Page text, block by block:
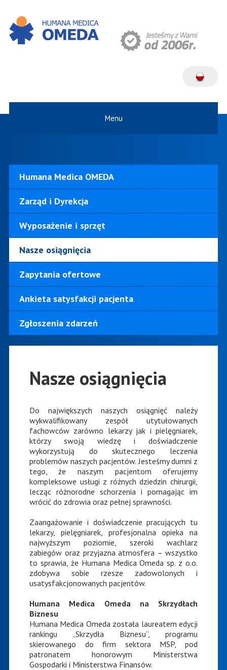
Menu
Humana Medica OMEDA
Zarząd i Dyrekcja
Wyposażenie i sprzęt
Nasze osiągnięcia
Zapytania ofertowe
Ankieta satysfakcji pacjenta
Zgłoszenia zdarzeń
Nasze osiągnięcia
Do największych naszych osiągnięć należy
wykwalifikowany zespół utytułowanych
fachowców zarówno lekarzy jak i pielęgniarek,
którzy swoją wiedzę i doświadczenie
wykorzystują do skutecznego leczenia
problemów naszych pacjentów. Jesteśmy dumni z
tego, że naszym pacjentom oferujemy
kompleksowe usługi z różnych dziedzin chirurgii,
lecząc różnorodne schorzenia i pomagając im
wrócić do zdrowia oraz pełnej sprawności.
Zaangażowanie i doświadczenie pracujących tu
lekarzy, pielęgniarek, profesjonalna opieka na
najwyższym poziomie, szeroki wachlarz
zabiegów oraz przyjazna atmosfera – wszystko
to sprawia, że Humana Medica Omeda sp. z o.o.
zdobywa sobie rzesze zadowolonych i
usatysfakcjonowanych pacjentów.
Humana Medica Omeda na Skrzydłach
Biznesu
Humana Medica Omeda została laureatem edycji
rankingu „Skrzydła Biznesu”, programu
skierowanego do firm sektora MSP, pod
patronatem honorowym Ministerstwa
Gospodarki i Ministerstwa Finansów.